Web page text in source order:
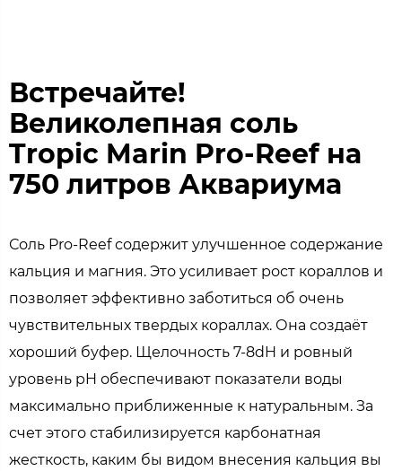
Встречайте!
Великолепная соль
Tropic Marin Pro-Reef на
750 литров Аквариума
Соль Pro-Reef содержит улучшенное содержание
кальция и магния. Это усиливает рост кораллов и
позволяет эффективно заботиться об очень
чувствительных твердых кораллах. Она создаёт
хороший буфер. Щелочность 7-8dH и ровный
уровень pH обеспечивают показатели воды
максимально приближенные к натуральным. За
счет этого стабилизируется карбонатная
жесткость, каким бы видом внесения кальция вы